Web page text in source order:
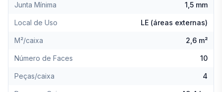
Junta Mínima 1,5 mm
Local de Uso LE (áreas externas)
M²/caixa 2,6 m²
Número de Faces 10
Peças/caixa 4